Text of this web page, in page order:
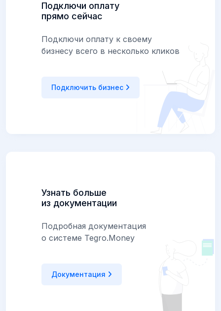
Подключи оплату
прямо сейчас
Подключи оплату к своему
бизнесу всего в несколько кликов
Подключить бизнес
Узнать больше
из документации
Подробная документация
о системе Tegro.Money
Документация